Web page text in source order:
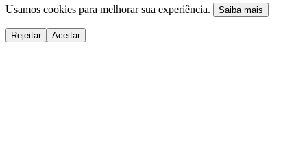
Usamos cookies para melhorar sua experiência. Saiba mais
Rejeitar Aceitar